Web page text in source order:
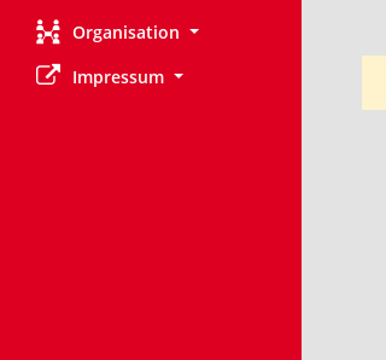
Organisation
Impressum